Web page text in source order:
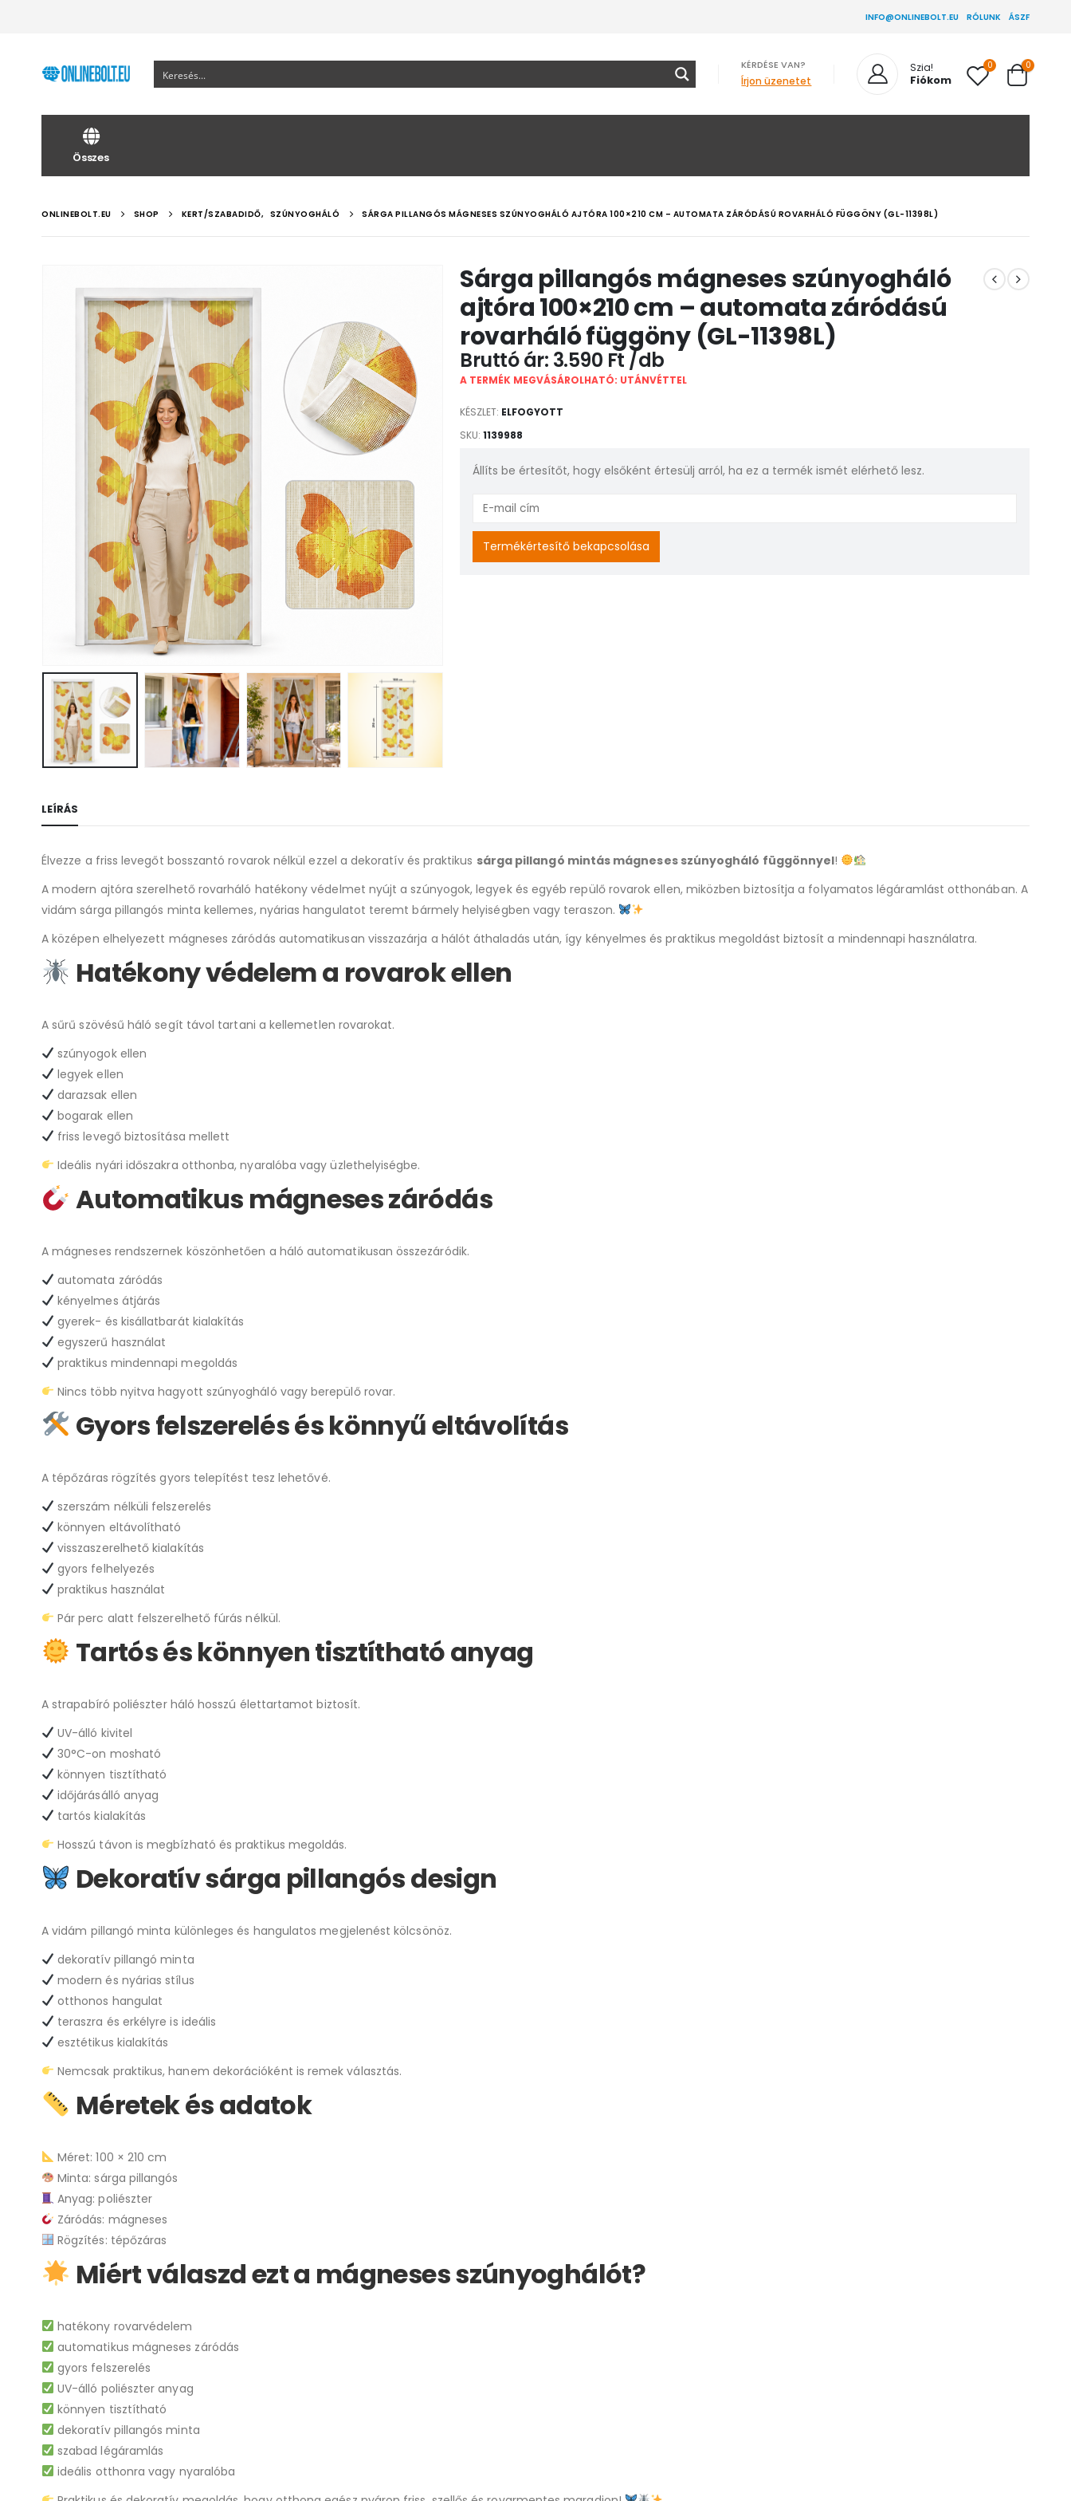
INFO@ONLINEBOLT.EU RÓLUNK ÁSZF
KÉRDÉSE VAN?
Írjon üzenetet
Szia!
Fiókom
0 0
Összes
ONLINEBOLT.EU SHOP KERT/SZABADIDŐ, SZÚNYOGHÁLÓ SÁRGA PILLANGÓS MÁGNESES SZÚNYOGHÁLÓ AJTÓRA 100×210 CM – AUTOMATA ZÁRÓDÁSÚ ROVARHÁLÓ FÜGGÖNY (GL-11398L)
Sárga pillangós mágneses szúnyogháló
ajtóra 100×210 cm – automata záródású
rovarháló függöny (GL-11398L)
3.590 Ft
A TERMÉK MEGVÁSÁROLHATÓ: UTÁNVÉTTEL
KÉSZLET: ELFOGYOTT
SKU: 1139988
Állíts be értesítőt, hogy elsőként értesülj arról, ha ez a termék ismét elérhető lesz.
Enter
email
address
Termékértesítő bekapcsolása
LEÍRÁS
Élvezze a friss levegőt bosszantó rovarok nélkül ezzel a dekoratív és praktikus sárga pillangó mintás mágneses szúnyogháló függönnyel!
A modern ajtóra szerelhető rovarháló hatékony védelmet nyújt a szúnyogok, legyek és egyéb repülő rovarok ellen, miközben biztosítja a folyamatos légáramlást otthonában. A
vidám sárga pillangós minta kellemes, nyárias hangulatot teremt bármely helyiségben vagy teraszon.
A középen elhelyezett mágneses záródás automatikusan visszazárja a hálót áthaladás után, így kényelmes és praktikus megoldást biztosít a mindennapi használatra.
Hatékony védelem a rovarok ellen
A sűrű szövésű háló segít távol tartani a kellemetlen rovarokat.
szúnyogok ellen
legyek ellen
darazsak ellen
bogarak ellen
friss levegő biztosítása mellett
Ideális nyári időszakra otthonba, nyaralóba vagy üzlethelyiségbe.
Automatikus mágneses záródás
A mágneses rendszernek köszönhetően a háló automatikusan összezáródik.
automata záródás
kényelmes átjárás
gyerek- és kisállatbarát kialakítás
egyszerű használat
praktikus mindennapi megoldás
Nincs több nyitva hagyott szúnyogháló vagy berepülő rovar.
Gyors felszerelés és könnyű eltávolítás
A tépőzáras rögzítés gyors telepítést tesz lehetővé.
szerszám nélküli felszerelés
könnyen eltávolítható
visszaszerelhető kialakítás
gyors felhelyezés
praktikus használat
Pár perc alatt felszerelhető fúrás nélkül.
Tartós és könnyen tisztítható anyag
A strapabíró poliészter háló hosszú élettartamot biztosít.
UV-álló kivitel
30°C-on mosható
könnyen tisztítható
időjárásálló anyag
tartós kialakítás
Hosszú távon is megbízható és praktikus megoldás.
Dekoratív sárga pillangós design
A vidám pillangó minta különleges és hangulatos megjelenést kölcsönöz.
dekoratív pillangó minta
modern és nyárias stílus
otthonos hangulat
teraszra és erkélyre is ideális
esztétikus kialakítás
Nemcsak praktikus, hanem dekorációként is remek választás.
Méretek és adatok
Méret: 100 × 210 cm
Minta: sárga pillangós
Anyag: poliészter
Záródás: mágneses
Rögzítés: tépőzáras
Miért válaszd ezt a mágneses szúnyoghálót?
hatékony rovarvédelem
automatikus mágneses záródás
gyors felszerelés
UV-álló poliészter anyag
könnyen tisztítható
dekoratív pillangós minta
szabad légáramlás
ideális otthonra vagy nyaralóba